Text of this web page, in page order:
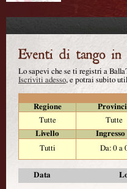
Lo sapevi che se ti registri a
Iscriviti adesso, e potrai subito
Regione
Tutte
Tutte
Livello
Tutti
Da: 0 a
Data